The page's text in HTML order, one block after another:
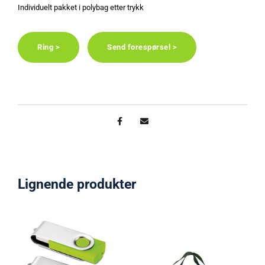
Individuelt pakket i polybag etter trykk
Ring > Send forespørsel >
Lignende produkter